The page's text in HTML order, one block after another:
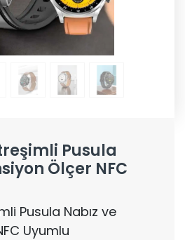
Pusula
Ölçer NFC
Pusula Nabız ve
Uyumlu